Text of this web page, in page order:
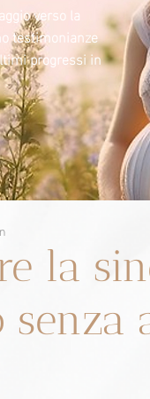
verso la
testimonianze
progressi in
la